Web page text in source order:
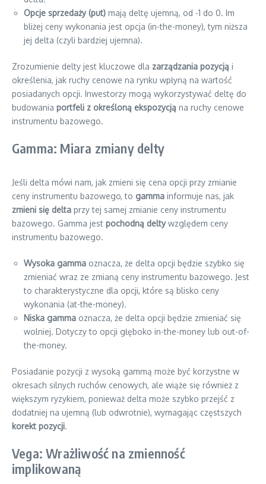
Opcje sprzedaży (put) mają deltę ujemną, od -1 do 0. Im
bliżej ceny wykonania jest opcja (in-the-money), tym niższa
jej delta (czyli bardziej ujemna).
Zrozumienie delty jest kluczowe dla zarządzania pozycją i
określenia, jak ruchy cenowe na rynku wpłyną na wartość
posiadanych opcji. Inwestorzy mogą wykorzystywać deltę do
budowania portfeli z określoną ekspozycją na ruchy cenowe
instrumentu bazowego.
Gamma: Miara zmiany delty
Jeśli delta mówi nam, jak zmieni się cena opcji przy zmianie
ceny instrumentu bazowego, to gamma informuje nas, jak
zmieni się delta przy tej samej zmianie ceny instrumentu
bazowego. Gamma jest pochodną deltywzględem ceny
instrumentu bazowego.
Wysoka gamma oznacza, że delta opcji będzie szybko się
zmieniać wraz ze zmianą ceny instrumentu bazowego. Jest
to charakterystyczne dla opcji, które są blisko ceny
wykonania (at-the-money).
Niska gamma oznacza, że delta opcji będzie zmieniać się
wolniej. Dotyczy to opcji głęboko in-the-money lub out-of-
the-money.
Posiadanie pozycji z wysoką gammą może być korzystne w
okresach silnych ruchów cenowych, ale wiąże się również z
większym ryzykiem, ponieważ delta może szybko przejść z
dodatniej na ujemną (lub odwrotnie), wymagając częstszych
korekt pozycji.
Vega: Wrażliwość na zmienność
implikowaną